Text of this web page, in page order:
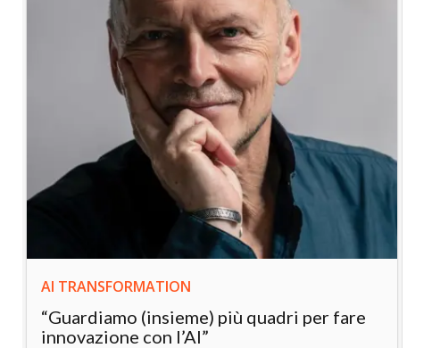
AI TRANSFORMATION
“Guardiamo (insieme) più quadri per fare
innovazione con l’AI”